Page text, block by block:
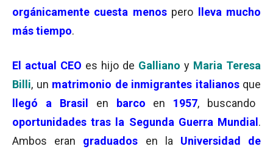
orgánicamente cuesta menos pero
lleva mucho
más tiempo.
El actual CEO es hijo de Galliano y Maria Teresa
Billi, un matrimonio de inmigrantes italianosque
llegó a Brasil
en barco en 1957, buscando
oportunidades tras la Segunda Guerra Mundial .
Ambos eran graduados en la Universidad de